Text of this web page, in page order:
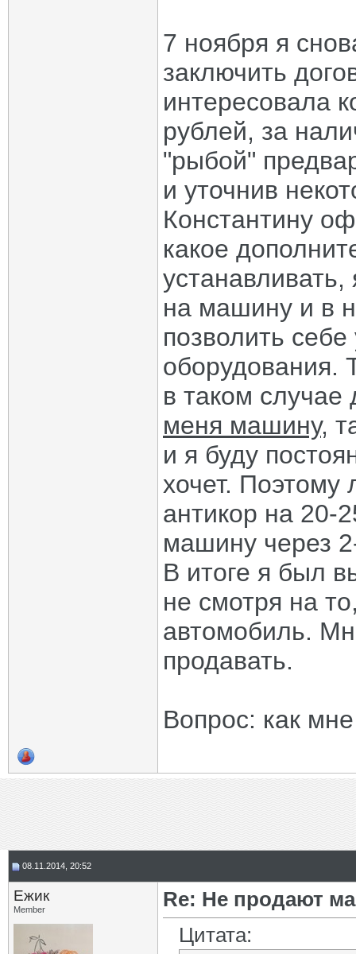
7 ноября я
заключить
интересовала
рублей, за
"рыбой"
и уточнив
Константину
какое
на машину и в
позволить
оборудования.
в таком
меня машину,
и я буду
хочет. Поэтому
антикор на 20-
машину через
В итоге я был
не смотря на
автомобиль.
продавать.
Вопрос: как
08.11.2014, 20:52
Eжик
Member
Re: Не продают
Цитата: